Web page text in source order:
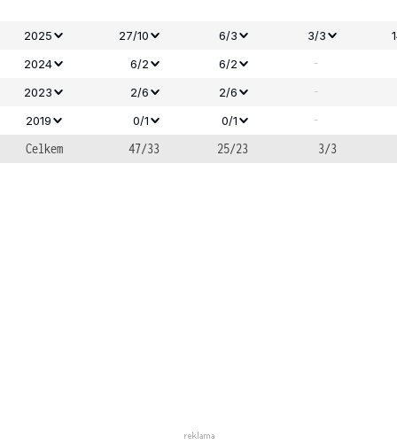
2025 27/10 6/3 3/3
2024
6/2 6/2 -
2023 2/6 2/6 -
2019 0/1 0/1
-
Celkem
47/33 25/23 3/3